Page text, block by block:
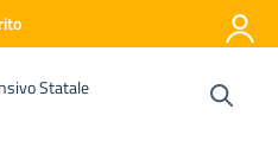
Statale